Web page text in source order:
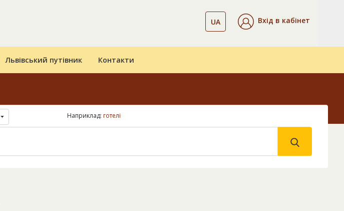
UA Вхід в кабінет
Львівський путівник Контакти
Наприклад: готелі